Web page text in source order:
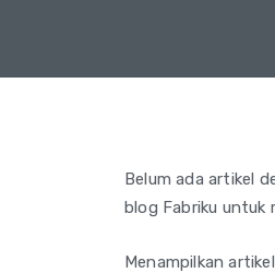
Belum ada artikel
blog Fabriku untuk
Menampilkan